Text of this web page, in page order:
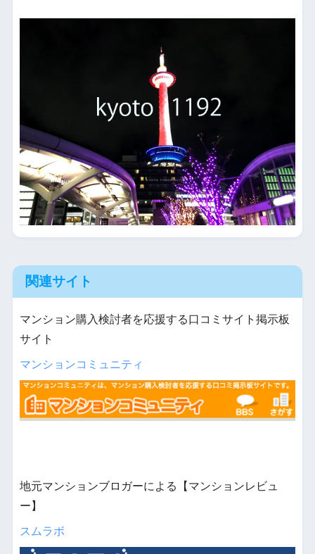
関連サイト
マンション購入検討者を応援する口コミサイト掲示板
サイト
マンションコミュニティ
地元マンションブロガーによる【マンションレビュ
ー】
スムラボ